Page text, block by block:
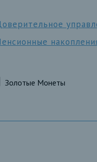
Золотые Монеты